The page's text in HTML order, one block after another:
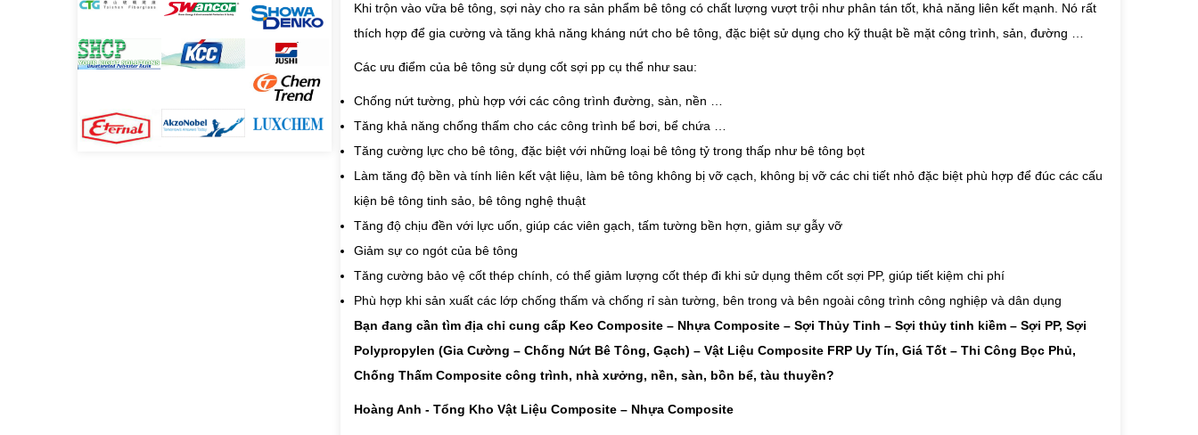
Khi trộn vào vữa bê tông, sợi này cho ra sản phẩm bê tông có chất lượng vượt trội như phân tán tốt, khả năng liên kết mạnh. Nó rất
thích hợp để gia cường và tăng khả năng kháng nứt cho bê tông, đặc biệt sử dụng cho kỹ thuật bề mặt công trình, sản, đường …
Các ưu điểm của bê tông sử dụng cốt sợi pp cụ thể như sau:
Chống nứt tường, phù hợp với các công trình đường, sàn, nền …
Tăng khả năng chống thấm cho các công trình bể bơi, bể chứa …
Tăng cường lực cho bê tông, đặc biệt với những loại bê tông tỷ trong thấp như bê tông bọt
Làm tăng độ bền và tính liên kết vật liệu, làm bê tông không bị vỡ cạch, không bị vỡ các chi tiết nhỏ đặc biệt phù hợp để đúc các cấu
kiện bê tông tinh sảo, bê tông nghệ thuật
Tăng độ chịu đền với lực uốn, giúp các viên gạch, tấm tường bền hợn, giảm sự gẫy vỡ
Giảm sự co ngót của bê tông
Tăng cường bảo vệ cốt thép chính, có thể giảm lượng cốt thép đi khi sử dụng thêm cốt sợi PP, giúp tiết kiệm chi phí
Phù hợp khi sản xuất các lớp chống thấm và chống rỉ sàn tường, bên trong và bên ngoài công trình công nghiệp và dân dụng
Bạn đang cần tìm địa chỉ cung cấp Keo Composite – Nhựa Composite – Sợi Thủy Tinh – Sợi thủy tinh kiềm – Sợi PP, Sợi
Polypropylen (Gia Cường – Chống Nứt Bê Tông, Gạch) – Vật Liệu Composite FRP Uy Tín, Giá Tốt – Thi Công Bọc Phủ,
Chống Thấm Composite công trình, nhà xưởng, nền, sàn, bồn bể, tàu thuyền?
Hoàng Anh - Tổng Kho Vật Liệu Composite – Nhựa Composite